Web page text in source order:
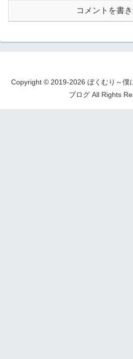
コメントを書
Copyright © 2019-2026 ぼくむり～僕
ブログ All Rights